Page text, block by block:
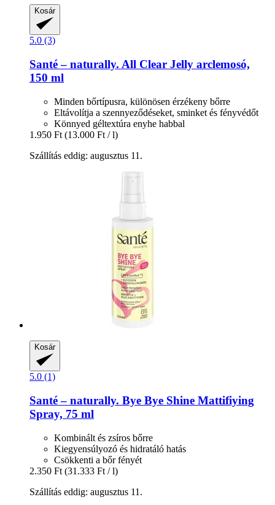
Kosár
5.0 (3)
Santé – naturally. All Clear Jelly arclemosó,
150 ml
Minden bőrtípusra, különösen érzékeny bőrre
Eltávolítja a szennyeződéseket, sminket és fényvédőt
Könnyed géltextúra enyhe habbal
1.950 Ft (13.000 Ft / l)
Szállítás eddig: augusztus 11.
Kosár
5.0 (1)
Santé – naturally. Bye Bye Shine Mattifiying
Spray, 75 ml
Kombinált és zsíros bőrre
Kiegyensúlyozó és hidratáló hatás
Csökkenti a bőr fényét
2.350 Ft (31.333 Ft / l)
Szállítás eddig: augusztus 11.